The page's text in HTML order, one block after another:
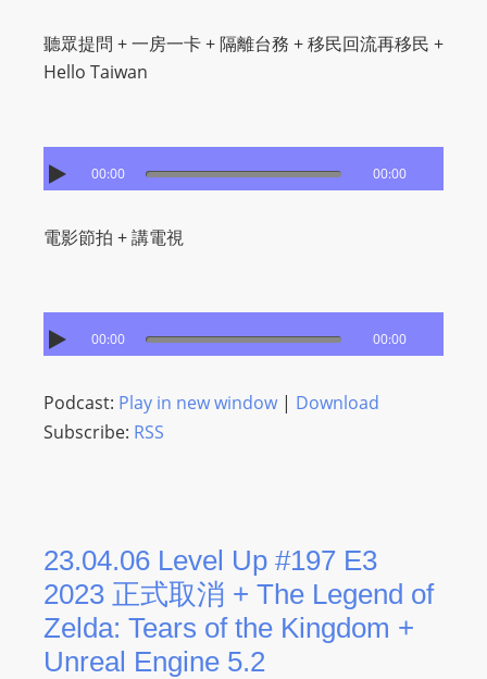
聽眾提問 + 一房一卡 + 隔離台務 + 移民回流再移民 +
Hello Taiwan
00:00 00:00
電影節拍 + 講電視
00:00 00:00
Podcast: Play in new window| Download
Subscribe: RSS
23.04.06 Level Up #197 E3
2023 正式取消 + The Legend of
Zelda: Tears of the Kingdom +
Unreal Engine 5.2